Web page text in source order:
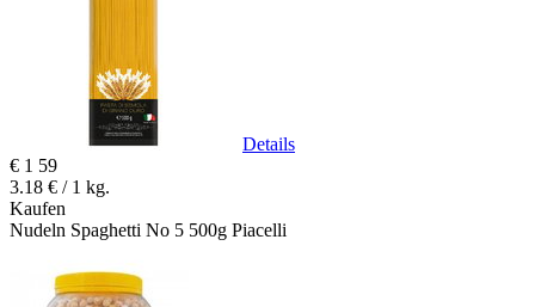
Details
€ 1 59
3.18 € / 1 kg.
Kaufen
Nudeln Spaghetti No 5 500g Piacelli